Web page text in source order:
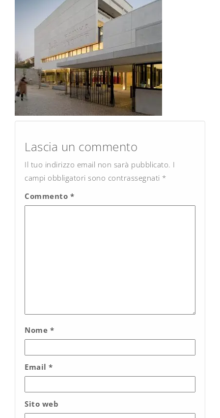
Lascia un commento
Il tuo indirizzo email non sarà pubblicato. I
campi obbligatori sono contrassegnati *
Commento *
Nome *
Email *
Sito web